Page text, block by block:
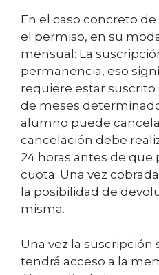
En el caso concreto
el permiso, en su
mensual: La
permanencia, eso
requiere estar
de meses
alumno puede
cancelación debe
24 horas antes de que
cuota. Una vez
la posibilidad de
misma.
Una vez la suscripción
tendrá acceso a la